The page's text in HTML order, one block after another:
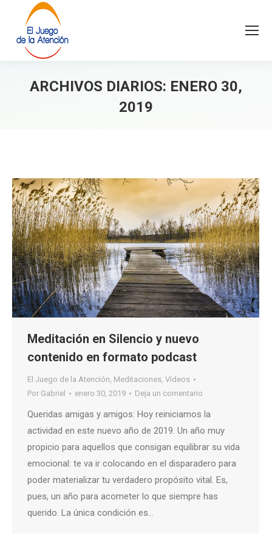
ARCHIVOS DIARIOS: ENERO 30,
2019
Meditación en Silencio y nuevo
contenido en formato podcast
El Juego de la Atención, Meditaciones, Vídeos
Por Gabriel enero 30, 2019 Deja un comentario
Queridas amigas y amigos: Hoy reiniciamos la
actividad en este nuevo año de 2019. Un año muy
propicio para aquellos que consigan equilibrar su vida
emocional: te va ir colocando en el disparadero para
poder materializar tu verdadero propósito vital. Es,
pues, un año para acometer lo que siempre has
querido. La única condición es…